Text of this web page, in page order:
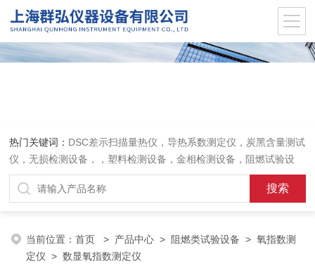
热门关键词： DSC差示扫描量热仪，导热系数测定仪，炭黑含量测试
仪，无损检测设备，，塑料检测设备，金相检测设备，阻燃试验设
备，耐环境老化设备，金属检测设备，量具量仪
当前位置：首页 > 产品中心 > 阻燃类试验设备 >氧指数测
定仪 > 数显氧指数测定仪